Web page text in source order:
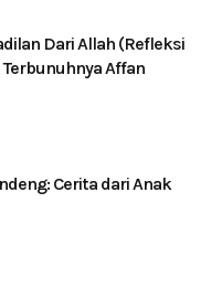
Dari Allah (Refleksi
Affan
Cerita dari Anak